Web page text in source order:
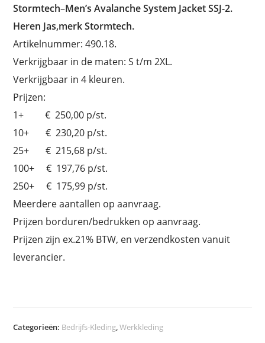
Stormtech–Men’s Avalanche System Jacket SSJ-2.
Heren Jas,merk Stormtech.
Artikelnummer: 490.18.
Verkrijgbaar in de maten: S t/m 2XL.
Verkrijgbaar in 4 kleuren.
Prijzen:
1+ € 250,00 p/st.
10+ € 230,20 p/st.
25+ € 215,68 p/st.
100+ € 197,76 p/st.
250+ € 175,99 p/st.
Meerdere aantallen op aanvraag.
Prijzen borduren/bedrukken op aanvraag.
Prijzen zijn ex.21% BTW, en verzendkosten vanuit
leverancier.
Categorieën: Bedrijfs-Kleding,Werkkleding